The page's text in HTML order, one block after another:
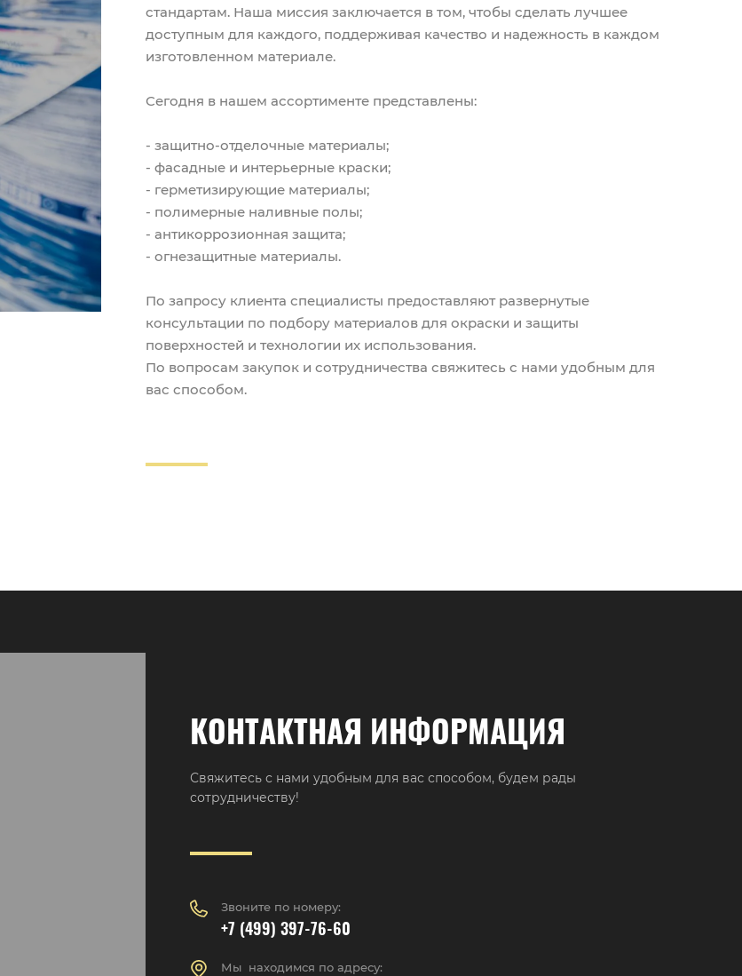
стандартам. Наша миссия заключается в том, чтобы сделать лучшее
доступным для каждого, поддерживая качество и надежность в каждом
изготовленном материале.
Сегодня в нашем ассортименте представлены:
- защитно-отделочные материалы;
- фасадные и интерьерные краски;
- герметизирующие материалы;
- полимерные наливные полы;
- антикоррозионная защита;
- огнезащитные материалы.
По запросу клиента специалисты предоставляют развернутые
консультации по подбору материалов для окраски и защиты
поверхностей и технологии их использования.
По вопросам закупок и сотрудничества свяжитесь с нами удобным для
вас способом.
КОНТАКТНАЯ ИНФОРМАЦИЯ
Свяжитесь с нами удобным для вас способом, будем рады
сотрудничеству!
Звоните по номеру:
+7 (499) 397-76-60
Мы находимся по адресу: